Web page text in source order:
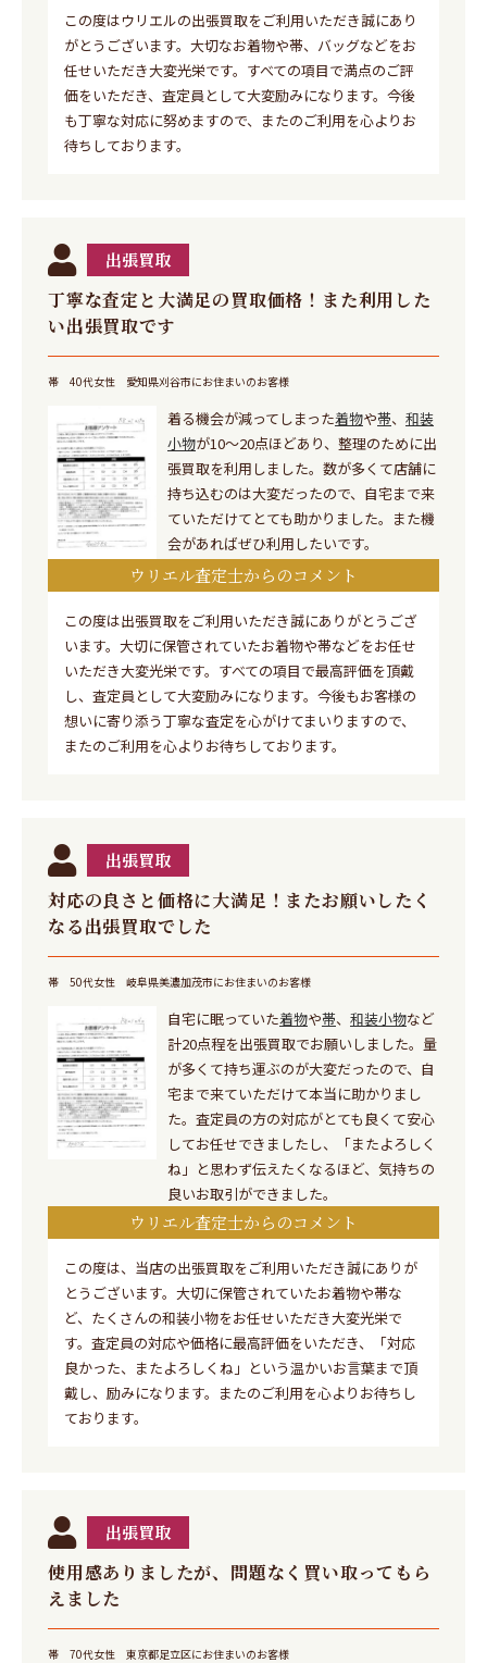
この度はウリエルの出張買取をご利用いただき誠にあり
がとうございます。大切なお着物や帯、バッグなどをお
任せいただき大変光栄です。すべての項目で満点のご評
価をいただき、査定員として大変励みになります。今後
も丁寧な対応に努めますので、またのご利用を心よりお
待ちしております。
丁寧な査定と大満足の買取価格！また利用した
い出張買取です
出張買取
帯 40代女性 愛知県刈谷市にお住まいのお客様
着る機会が減ってしまった着物や帯、 和装
小物が10〜20点ほどあり、整理のために出
張買取を利用しました。数が多くて店舗に
持ち込むのは大変だったので、自宅まで来
ていただけてとても助かりました。また機
会があればぜひ利用したいです。
ウリエル査定士からのコメント
この度は出張買取をご利用いただき誠にありがとうござ
います。大切に保管されていたお着物や帯などをお任せ
いただき大変光栄です。すべての項目で最高評価を頂戴
し、査定員として大変励みになります。今後もお客様の
想いに寄り添う丁寧な査定を心がけてまいりますので、
またのご利用を心よりお待ちしております。
対応の良さと価格に大満足！またお願いしたく
なる出張買取でした
出張買取
帯 50代女性 岐阜県美濃加茂市にお住まいのお客様
自宅に眠っていた着物や帯、 和装小物など
計20点程を出張買取でお願いしました。量
が多くて持ち運ぶのが大変だったので、自
宅まで来ていただけて本当に助かりまし
た。査定員の方の対応がとても良くて安心
してお任せできましたし、「またよろしく
ね」と思わず伝えたくなるほど、気持ちの
良いお取引ができました。
ウリエル査定士からのコメント
この度は、当店の出張買取をご利用いただき誠にありが
とうございます。大切に保管されていたお着物や帯な
ど、たくさんの和装小物をお任せいただき大変光栄で
す。査定員の対応や価格に最高評価をいただき、「対応
良かった、またよろしくね」という温かいお言葉まで頂
戴し、励みになります。またのご利用を心よりお待ちし
ております。
使用感ありましたが、問題なく買い取ってもら
えました
出張買取
帯 70代女性 東京都足立区にお住まいのお客様